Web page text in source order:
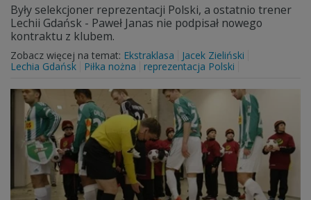
Były selekcjoner reprezentacji Polski, a ostatnio trener
Lechii Gdańsk - Paweł Janas nie podpisał nowego
kontraktu z klubem.
Zobacz więcej na temat: Ekstraklasa
Jacek Zieliński
Lechia Gdańsk
Piłka nożna reprezentacja Polski